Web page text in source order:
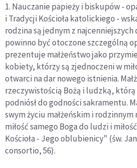
1. Nauczanie papieży i biskupów -
i Tradycji Kościoła katolickiego -
rodzina są jednym z
powinno być otoczone szczególną
prezentuje małżeństwo jako
kobiety, którzy są zjednoczeni w
otwarci na dar nowego istnienia.
rzeczywistością Bożą i ludzką, którą
podniósł do godności sakramentu.
swym życiu małżeńskim i rodzinnym
miłość samego Boga do ludzi i
Kościoła - Jego oblubienicy" (św.
consortio, 56).